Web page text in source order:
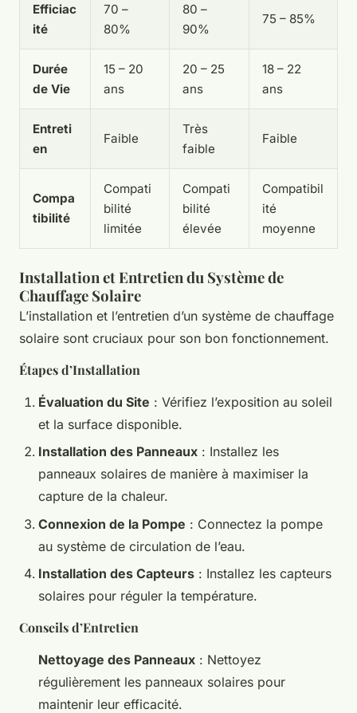
Efficiac
ité
70 –
80%
80 –
90%
75 – 85%
Durée
de Vie
15 – 20
ans
20 – 25
ans
18 – 22
ans
Entreti
en
Faible
Très
faible
Faible
Compa
tibilité
Compati
bilité
limitée
Compati
bilité
élevée
Compatibil
ité
moyenne
Installation et Entretien du Système de
Chauffage Solaire
L’installation et l’entretien d’un système de chauffage
solaire sont cruciaux pour son bon fonctionnement.
Étapes d’Installation
Évaluation du Site : Vérifiez l’exposition au soleil
et la surface disponible.
Installation des Panneaux : Installez les
panneaux solaires de manière à maximiser la
capture de la chaleur.
Connexion de la Pompe : Connectez la pompe
au système de circulation de l’eau.
Installation des Capteurs : Installez les capteurs
solaires pour réguler la température.
Conseils d’Entretien
Nettoyage des Panneaux : Nettoyez
régulièrement les panneaux solaires pour
maintenir leur efficacité.